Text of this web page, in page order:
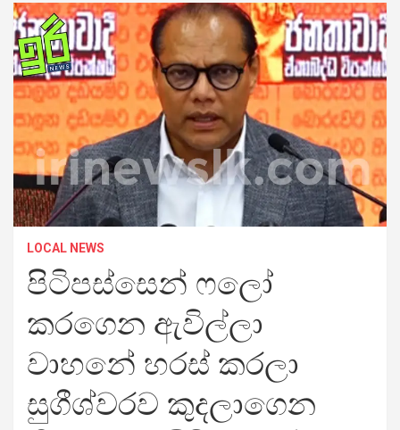
LOCAL NEWS
පිටිපස්සෙන් ෆලෝ
කරගෙන ඇවිල්ලා
වාහනේ හරස් කරලා
සුගීශ්වරව කුදලාගෙන